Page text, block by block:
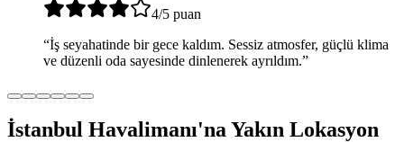
4/5 puan
“İş seyahatinde bir gece kaldım. Sessiz atmosfer, güçlü klima
ve düzenli oda sayesinde dinlenerek ayrıldım.”
İstanbul Havalimanı'na Yakın Lokasyon